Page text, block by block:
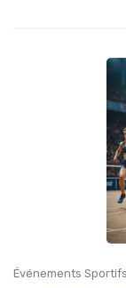
Événements